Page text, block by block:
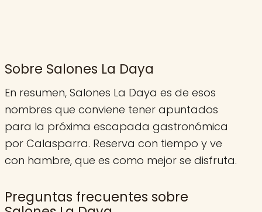
Sobre Salones La Daya
En resumen, Salones La Daya es de esos
nombres que conviene tener apuntados
para la próxima escapada gastronómica
por Calasparra. Reserva con tiempo y ve
con hambre, que es como mejor se disfruta.
Preguntas frecuentes sobre